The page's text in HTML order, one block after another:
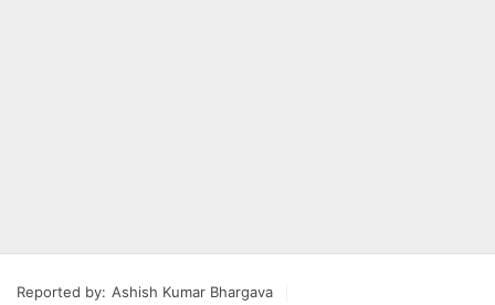
Reported by: Ashish Kumar Bhargava